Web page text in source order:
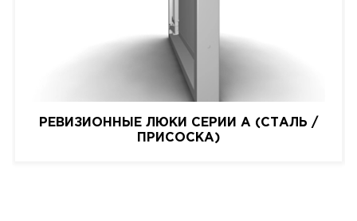
РЕВИЗИОННЫЕ ЛЮКИ СЕРИИ A (СТАЛЬ /
ПРИСОСКА)